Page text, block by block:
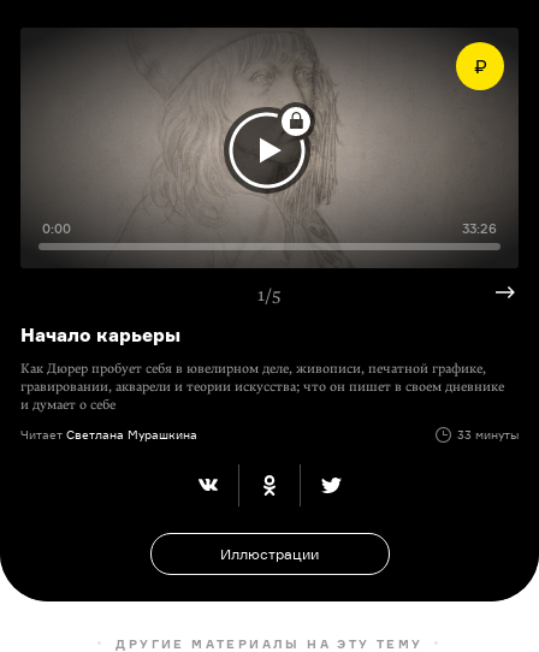
0:00 33:26
1/5
Начало карьеры
Как Дюрер пробует себя в ювелирном деле, живописи, печатной графике,
гравировании, акварели и теории искусства; что он пишет в своем дневнике
и думает о себе
Читает Светлана Мурашкина 33 минуты
Иллюстрации
ДРУГИЕ МАТЕРИАЛЫ НА ЭТУ ТЕМУ